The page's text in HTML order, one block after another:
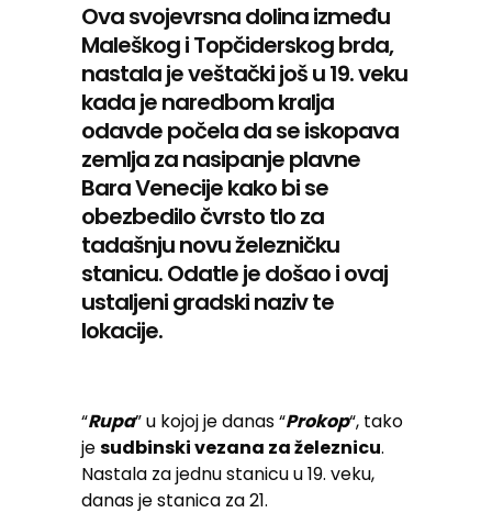
Ova svojevrsna dolina između
Maleškog i Topčiderskog brda,
nastala je veštački još u 19. veku
kada je naredbom kralja
odavde počela da se iskopava
zemlja za nasipanje plavne
Bara Venecije kako bi se
obezbedilo čvrsto tlo za
tadašnju novu železničku
stanicu. Odatle je došao i ovaj
ustaljeni gradski naziv te
lokacije.
“Rupa” u kojoj je danas “Prokop“, tako
jesudbinski vezana za železnicu.
Nastala za jednu stanicu u 19. veku,
danas je stanica za 21.